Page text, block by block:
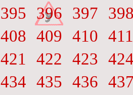
395 396 397
408 409 410 411
421 422 423
434 435 436